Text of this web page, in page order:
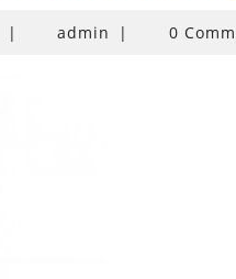
| admin | 0